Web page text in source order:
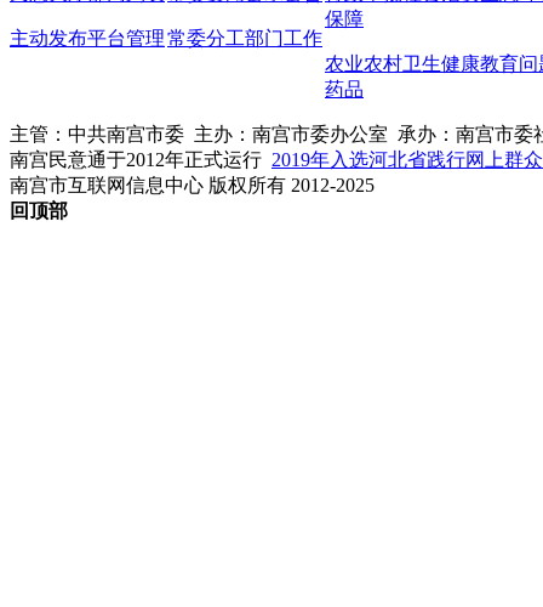
主动发布平台管理常委分工部门工作
保障
农业农村卫生健康教育问
药品
主管：中共南宫市委 主办：南宫市委办公室 承办：南宫市委
南宫民意通于2012年正式运行 2019年入选河北省践行网上群
南宫市互联网信息中心 版权所有 2012-2025
回顶部